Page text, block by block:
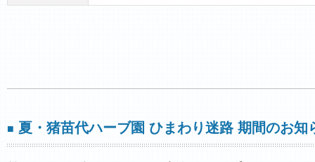
■ 夏・猪苗代ハーブ園 ひまわり迷路 期間のお知